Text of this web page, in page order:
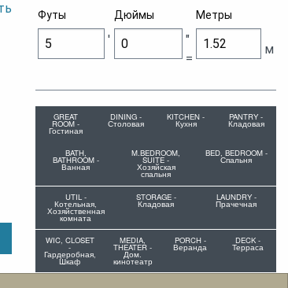
Футы Дюймы Метры
'
"
=
м
GREAT
ROOM -
Гостиная
DINING -
Столовая
KITCHEN -
Кухня
PANTRY -
Кладовая
BATH,
BATHROOM -
Ванная
M.BEDROOM,
SUITE -
Хозяйская
спальня
BED, BEDROOM -
Спальня
UTIL -
Котельная,
Хозяйственная
комната
STORAGE -
Кладовая
LAUNDRY -
Прачечная
WIC, CLOSET
-
Гардеробная,
Шкаф
MEDIA,
THEATER -
Дом.
кинотеатр
PORCH -
Веранда
DECK -
Терраса